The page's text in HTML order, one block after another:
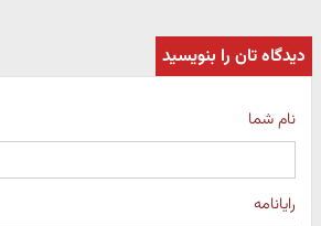
دیدگاه تان را بنویسید
نام شما
رایانامه